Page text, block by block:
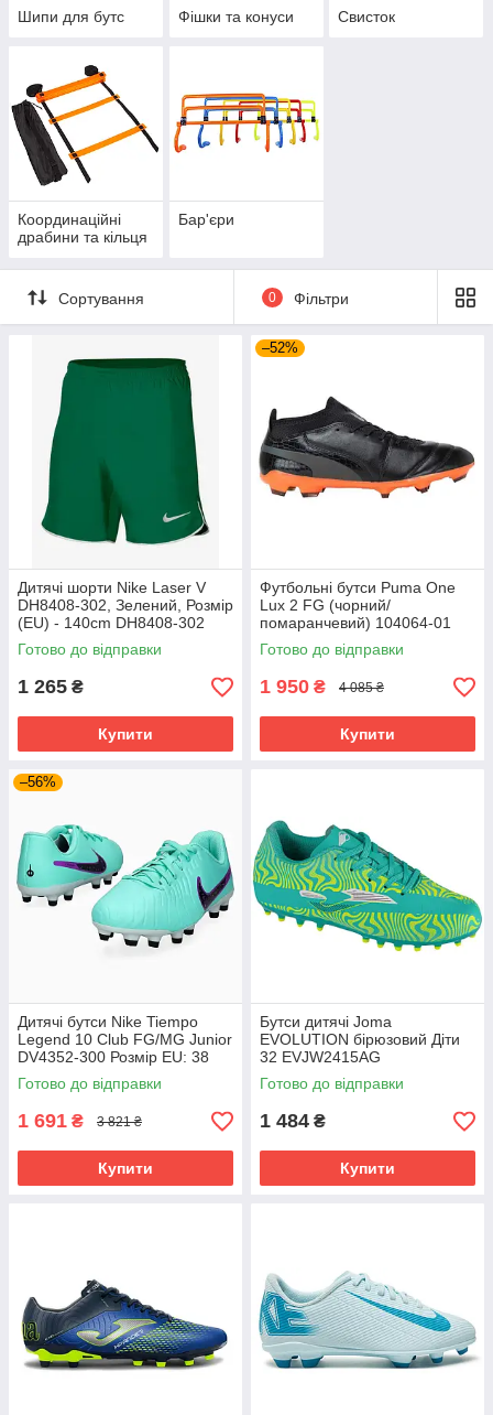
Шипи для бутс Фішки та конуси Свисток
Координаційні
драбини та кільця
Бар'єри
Сортування 0 Фільтри
Дитячі шорти Nike Laser V
DH8408-302, Зелений, Розмір
(EU) - 140cm DH8408-302
Готово до відправки
1 265 ₴
Купити
–52%
Футбольні бутси Puma One
Lux 2 FG (чорний/
помаранчевий) 104064-01
Розмір EU: 44
Готово до відправки
1 950 ₴ 4 085 ₴
Купити
–56%
Дитячі бутси Nike Tiempo
Legend 10 Club FG/MG Junior
DV4352-300 Розмір EU: 38
Готово до відправки
1 691 ₴ 3 821 ₴
Купити
Бутси дитячі Joma
EVOLUTION бірюзовий Діти
32 EVJW2415AG
Готово до відправки
1 484 ₴
Купити